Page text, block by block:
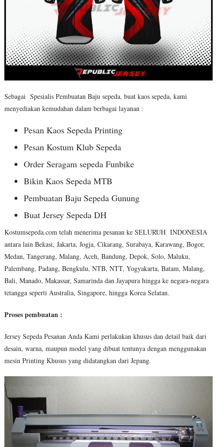
Sebagai Spesialis Pembuatan Baju sepeda, buat kaos sepeda, kami
menyediakan kemudahan dalam berbagai layanan :
Pesan Kaos Sepeda Printing
Pesan Kostum Klub Sepeda
Order Seragam sepeda Funbike
Bikin Kaos Sepeda MTB
Pembuatan Baju Sepeda Gunung
Buat Jersey Sepeda DH
Kostumsepeda.com telah menerima pesanan ke SELURUH INDONESIA
antara lain Bekasi, Jakarta, Jogja, Cikarang, Surabaya, Karawang, Bogor,
Medan, Tangerang, Malang, Aceh, Bandung, Depok, Solo, Maluku,
Palembang, Padang, Bengkulu, NTB, NTT, Yogyakarta, Batam, Malang,
Bali, Manado, Makassar, Samarinda dan Jayapura hingga ke negara-negara
tetangga seperti Australia, Singapore, hingga Korea Selatan.
Proses pembuatan :
Jersey Sepeda Pesanan Anda Kami perlakukan khusus dan detail baik dari
desain, warna, maupun model yang dibuat tentunya dengan menggunakan
mesin Printing Khusus yang didatangkan dari Jepang.